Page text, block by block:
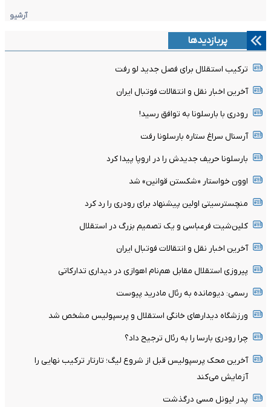
آرشیو
پربازدیدها
ترکیب استقلال برای فصل جدید لو رفت
آخرین اخبار نقل و انتقالات فوتبال ایران
رودری با بارسلونا به توافق رسید!
آرسنال سراغ ستاره بارسلونا رفت
بارسلونا حریف جدیدش را در اروپا پیدا کرد
اوون خواستار «شکستن قوانین» شد
منچسترسیتی اولین پیشنهاد برای رودری را رد کرد
کلین‌شیت فرعباسی و یک تصمیم بزرگ در استقلال
آخرین اخبار نقل و انتقالات فوتبال ایران
پیروزی استقلال مقابل هم‌نام اهوازی در دیداری تدارکاتی
رسمی: دیومانده به رئال مادرید پیوست
ورزشگاه دیدارهای خانگی استقلال و پرسپولیس مشخص شد
چرا رودری بارسا را به رئال ترجیح داد؟
آخرین محک پرسپولیس قبل از شروع لیگ؛ تارتار ترکیب نهایی را
آزمایش می‌کند
پدر لیونل مسی درگذشت